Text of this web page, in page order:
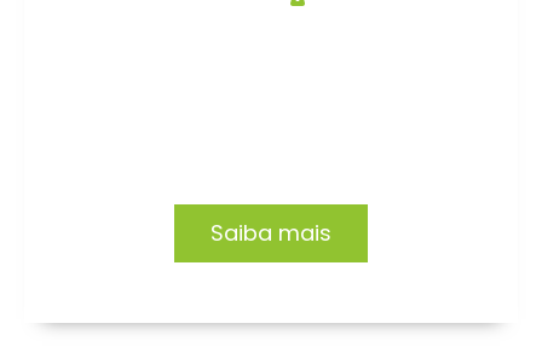
Saiba mais